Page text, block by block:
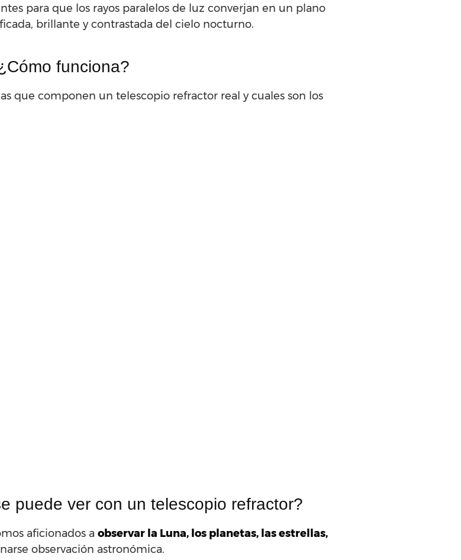
para que los rayos paralelos de luz converjan en un plano
brillante y contrastada del cielo nocturno.
funciona?
que componen un telescopio refractor real y cuales son los
puede ver con un telescopio refractor?
aficionados a observar la Luna, los planetas, las estrellas,
observación astronómica.